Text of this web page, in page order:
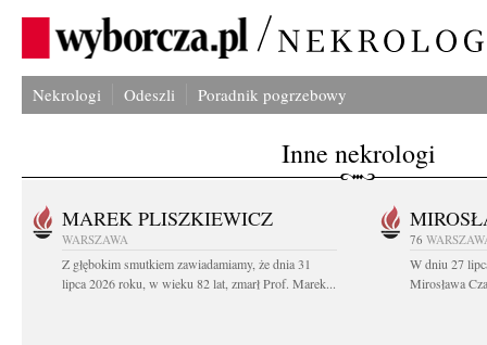
Nekrologi Odeszli Poradnik pogrzebowy
Inne nekrologi
MAREK PLISZKIEWICZ
WARSZAWA
Z głębokim smutkiem zawiadamiamy, że dnia 31
lipca 2026 roku, w wieku 82 lat, zmarł Prof. Marek...
76
W dniu 27
Mirosława